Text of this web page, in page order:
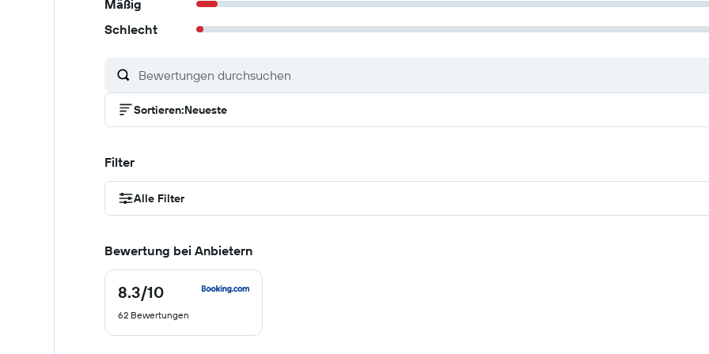
Mäßig
Schlecht
Sortieren:Neueste
Filter
Alle Filter
Bewertung bei Anbietern
8.3/10
8.3
10
62 Bewertungen